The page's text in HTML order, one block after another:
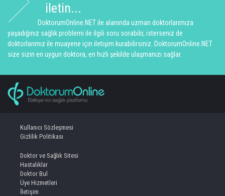
iletin...
DoktorumOnline.NET ile alanında uzman doktorlarımıza
yaşadığınız sağlık problemi ile ilgili soru sorabilir, isterseniz de
doktorlarımız ile muayene için iletişim kurabilirsiniz. DoktorumOnline.NET
size sizin en uygun doktora, en hızlı şekilde ulaşmanızı sağlar.
Kullanıcı Sözleşmesi
Gizlilik Politikası
Doktor ve Sağlık Sitesi
Hastalıklar
Doktor Bul
Üye Hizmetleri
İletişim